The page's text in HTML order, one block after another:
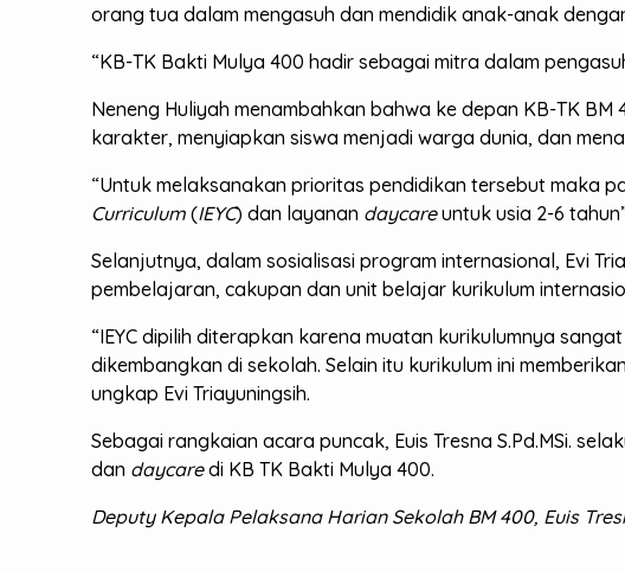
orang tua dalam mengasuh dan mendidik anak-anak
“KB-TK Bakti Mulya 400 hadir sebagai mitra dalam
Neneng Huliyah menambahkan bahwa ke depan KB-TK
karakter, menyiapkan siswa menjadi warga dunia, dan
“Untuk melaksanakan prioritas pendidikan tersebut maka
Curriculum (IEYC) dan layanan daycareuntuk usia 2-6
Selanjutnya, dalam sosialisasi program internasional, Evi
pembelajaran, cakupan dan unit belajar kurikulum
“IEYC dipilih diterapkan karena muatan kurikulumnya
dikembangkan di sekolah. Selain itu kurikulum ini
ungkap Evi Triayuningsih.
Sebagai rangkaian acara puncak, Euis Tresna S.Pd.MSi.
dan daycaredi KB TK Bakti Mulya 400.
Deputy Kepala Pelaksana Harian Sekolah BM 400, Euis